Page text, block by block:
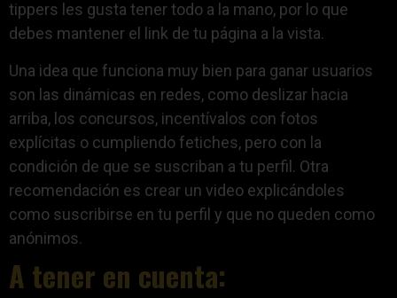
tippers les gusta tener todo a la mano, por lo que
debes mantener el link de tu página a la vista.
Una idea que funciona muy bien para ganar usuarios
son las dinámicas en redes, como deslizar hacia
arriba, los concursos, incentívalos con fotos
explícitas o cumpliendo fetiches, pero con la
condición de que se suscriban a tu perfil. Otra
recomendación es crear un video explicándoles
como suscribirse en tu perfil y que no queden como
anónimos.
A tener en cuenta: